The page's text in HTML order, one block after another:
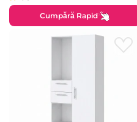
Cumpără Rapid